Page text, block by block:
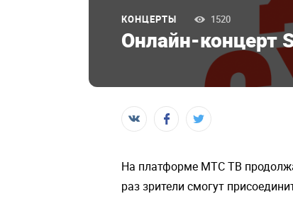
КОНЦЕРТЫ 1520
Онлайн-концерт
На платформе МТС ТВ
раз зрители смогут